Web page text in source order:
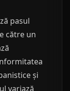
pasul
către un
și
variază